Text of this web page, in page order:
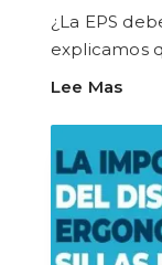
¿La EPS
explicamos
Lee Mas